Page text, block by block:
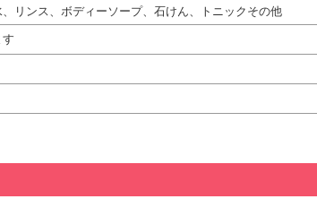
リンス、ボディーソープ、石けん、トニックその他